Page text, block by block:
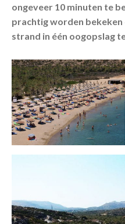
ongeveer 10 minuten te
prachtig worden bekeken
strand in één oogopslag